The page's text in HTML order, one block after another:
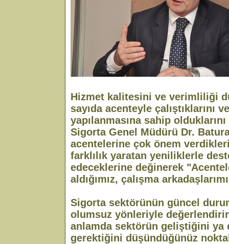
Hizmet kalitesini ve verimliliği
sayıda acenteyle çalıştıklarını
yapılanmasına sahip
Sigorta Genel Müdürü Dr.
acentelerine çok önem
farklılık yaratan yeniliklerle
edeceklerine değinerek
aldığımız, çalışma
Sigorta sektörünün güncel
olumsuz yönleriyle
anlamda sektörün geliştiğini ya
gerektiğini düşündüğünüz